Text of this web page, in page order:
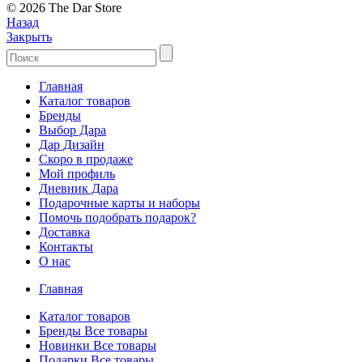
© 2026 The Dar Store
Назад
Закрыть
Главная
Каталог товаров
Бренды
Выбор Дара
Дар Дизайн
Скоро в продаже
Мой профиль
Дневник Дара
Подарочные карты и наборы
Помочь подобрать подарок?
Доставка
Контакты
О нас
Главная
Каталог товаров
Бренды Все товары
Новинки Все товары